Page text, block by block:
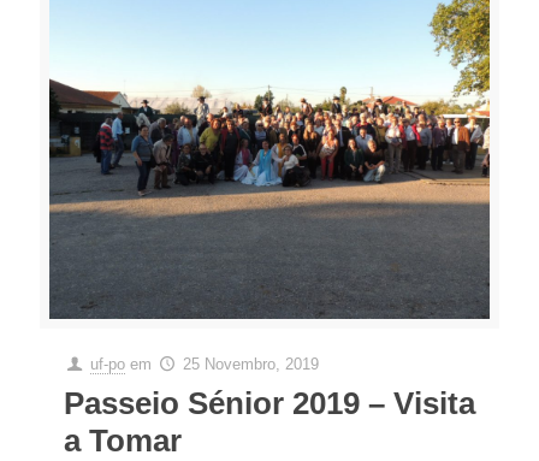
uf-po em 25 Novembro, 2019
Passeio Sénior 2019 – Visita
a Tomar